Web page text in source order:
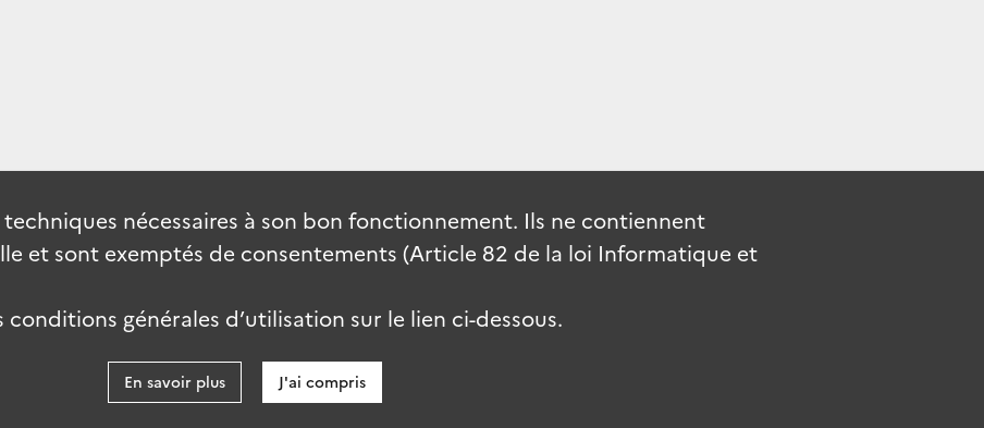
techniques nécessaires à son bon fonctionnement. Ils ne contiennent
et sont exemptés de consentements (Article 82 de la loi Informatique et
générales d’utilisation sur le lien ci-dessous.
En savoir plus J'ai compris